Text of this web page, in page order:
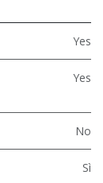
Yes
Yes
No
Sì